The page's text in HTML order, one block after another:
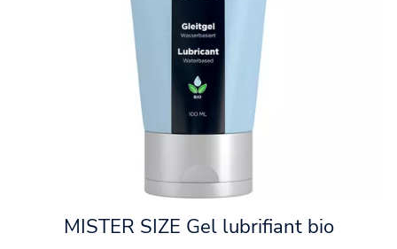
MISTER SIZE Gel lubrifiant bio